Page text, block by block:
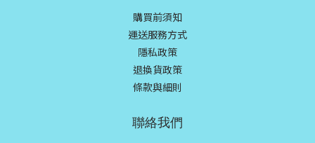
購買前須知
運送服務方式
隱私政策
退換貨政策
條款與細則
聯絡我們